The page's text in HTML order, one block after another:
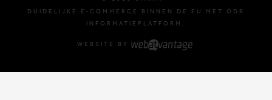
DUIDELIJKE E-COMMERCE BINNEN DE EU MET ODR
INFORMATIEPLATFORM.
WEBSITE BY